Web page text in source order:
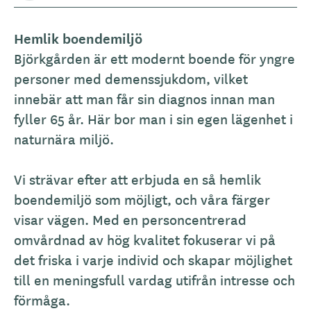
Hemlik boendemiljö
Björkgården är ett modernt boende för yngre
personer med demenssjukdom, vilket
innebär att man får sin diagnos innan man
fyller 65 år. Här bor man i sin egen lägenhet i
naturnära miljö.
Vi strävar efter att erbjuda en så hemlik
boendemiljö som möjligt, och våra färger
visar vägen. Med en personcentrerad
omvårdnad av hög kvalitet fokuserar vi på
det friska i varje individ och skapar möjlighet
till en meningsfull vardag utifrån intresse och
förmåga.